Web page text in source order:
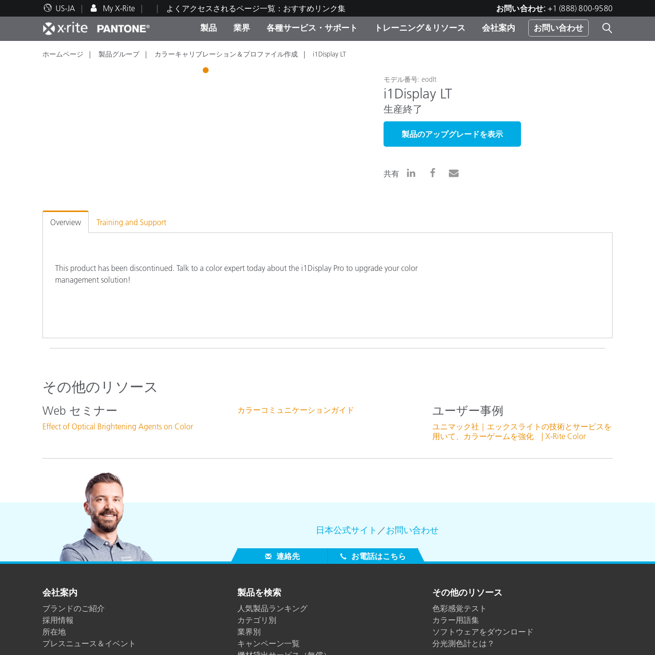
US-JA My X-Rite よくアクセスされるページ一覧：おすすめリンク集 お問い合わせ: +1 (888) 800-9580
製品
人気製品ランキング カテゴリ別
生産終了製品：アップグレー
キャンペーン
機材貸出サービス（無料）
業界
印刷＆パッケージ印刷
プラスチック
塗料・塗装
ディスプレイメーカー＆プリ
リューション
消費者向け製品パッケージ
各種サービス・サポート
テクニカルサポート 修理の流れ・サービス一覧 弊社へのお問い合わせ
トレーニング＆リソース
教育関連資料 トレーニング X-Riteラーニングセンター
製品リスト（旧製品も含む）
その他のリソース
会社案内 お問い合わせ
ホームページ 製品グループ カラーキャリブレーション＆プロファイル作成 i1Display LT
1 モデル番号: eodlt
i1Display LT
生産終了
製品のアップグレードを表示
共有
Overview Training and Support
This product has been discontinued. Talk to a color expert today about the i1Display Pro to upgrade your color
management solution!
その他のリソース
Web セミナー
Effect of Optical Brightening Agents on Color
カラーコミュニケーションガイド ユーザー事例
ユニマック社｜エックスライトの技術とサービスを
用いて、カラーゲームを強化 | X-Rite Color
日本公式サイト ／お問い合わせ
連絡先 お電話はこちら
会社案内
ブランドのご紹介
採用情報
所在地
プレスニュース＆イベント
製品を検索
人気製品ランキング
カテゴリ別
業界別
キャンペーン一覧
その他のリソース
色彩感覚テスト
カラー用語集
ソフトウェアをダウンロード
分光測色計とは？